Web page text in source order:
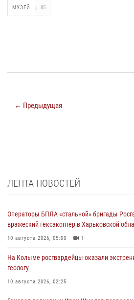
МУЗЕЙ 85
← Предыдущая
ЛЕНТА НОВОСТЕЙ
Операторы БПЛА «стальной» бригады
вражеский гексакоптер в Харьковской
10 августа 2026, 05:00 1
На Колыме росгвардейцы оказали
геологу
10 августа 2026, 02:25